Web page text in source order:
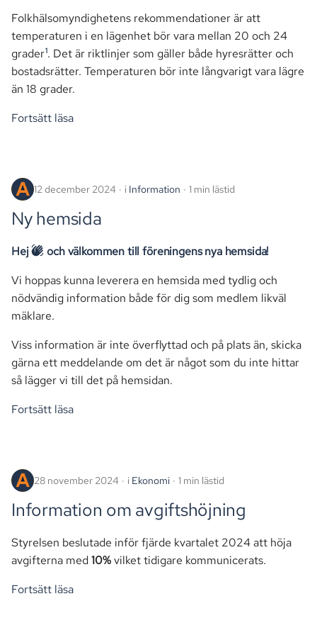
Folkhälsomyndighetens rekommendationer är att
temperaturen i en lägenhet bör vara mellan 20 och 24
grader1. Det är riktlinjer som gäller både hyresrätter och
bostadsrätter. Temperaturen bör inte långvarigt vara lägre
än 18 grader.
Fortsätt läsa
12 december 2024 i Information 1 min lästid
Ny hemsida
Hej
och välkommen till föreningens nya hemsida!
Vi hoppas kunna leverera en hemsida med tydlig och
nödvändig information både för dig som medlem likväl
mäklare.
Viss information är inte överflyttad och på plats än, skicka
gärna ett meddelande om det är något som du inte hittar
så lägger vi till det på hemsidan.
Fortsätt läsa
28 november 2024 i Ekonomi 1 min lästid
Information om avgiftshöjning
Styrelsen beslutade inför fjärde kvartalet 2024 att höja
avgifterna med10%vilket tidigare kommunicerats.
Fortsätt läsa